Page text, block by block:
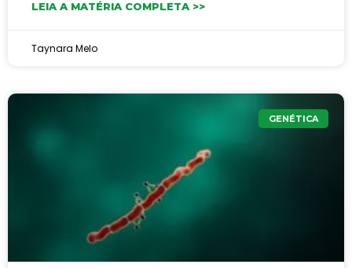
LEIA A MATÉRIA COMPLETA >>
Taynara Melo
GENÉTICA